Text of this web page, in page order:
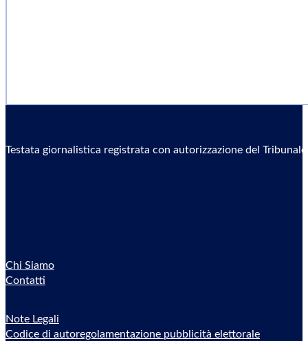
Testata giornalistica registrata con autorizzazione del
Chi Siamo
Contatti
Note Legali
Codice di autoregolamentazione pubblicità elettorale